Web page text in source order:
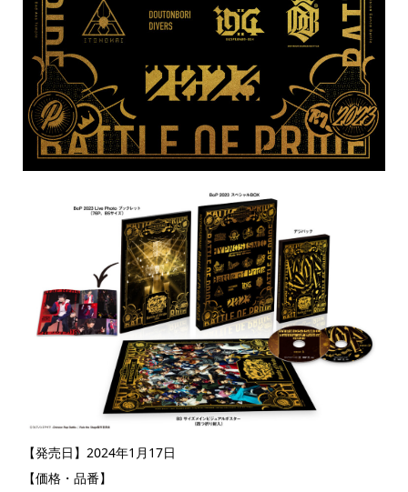
【発売日】2024年1月17日
【価格・品番】